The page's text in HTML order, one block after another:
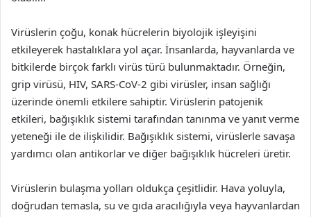
Virüslerin çoğu, konak hücrelerin biyolojik işleyişini
etkileyerek hastalıklara yol açar. İnsanlarda, hayvanlarda ve
bitkilerde birçok farklı virüs türü bulunmaktadır. Örneğin,
grip virüsü, HIV, SARS-CoV-2 gibi virüsler, insan sağlığı
üzerinde önemli etkilere sahiptir. Virüslerin patojenik
etkileri, bağışıklık sistemi tarafından tanınma ve yanıt verme
yeteneği ile de ilişkilidir. Bağışıklık sistemi, virüslerle savaşa
yardımcı olan antikorlar ve diğer bağışıklık hücreleri üretir.
Virüslerin bulaşma yolları oldukça çeşitlidir. Hava yoluyla,
doğrudan temasla, su ve gıda aracılığıyla veya hayvanlardan